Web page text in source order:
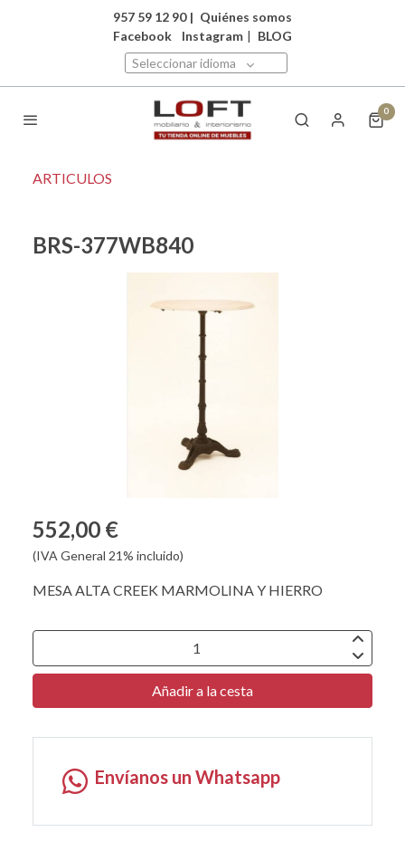
957 59 12 90 | Quiénes somos
Facebook
Instagram | BLOG
Seleccionar idioma
0
ARTICULOS
BRS-377WB840
552,00 €
(IVA General 21% incluido)
MESA ALTA CREEK MARMOLINA Y HIERRO
Añadir a la cesta
Envíanos un Whatsapp